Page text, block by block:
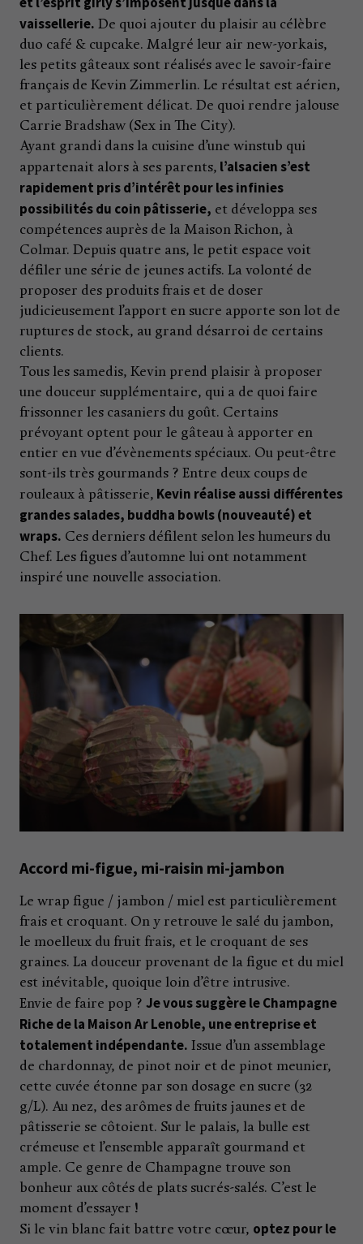
vaissellerie. De quoi ajouter du plaisir au célèbre
duo café & cupcake. Malgré leur air new-yorkais,
les petits gâteaux sont réalisés avec le savoir-faire
français de Kevin Zimmerlin. Le résultat est aérien,
et particulièrement délicat. De quoi rendre jalouse
Carrie Bradshaw (Sex in The City).
Ayant grandi dans la cuisine d’une winstub qui
appartenait alors à ses parents, l’alsacien s’est
rapidement pris d’intérêt pour les infinies
possibilités du coin pâtisserie, et développa ses
compétences auprès de la Maison Richon, à
Colmar. Depuis quatre ans, le petit espace voit
défiler une série de jeunes actifs. La volonté de
proposer des produits frais et de doser
judicieusement l’apport en sucre apporte son lot de
ruptures de stock, au grand désarroi de certains
clients.
Tous les samedis, Kevin prend plaisir à proposer
une douceur supplémentaire, qui a de quoi faire
frissonner les casaniers du goût. Certains
prévoyant optent pour le gâteau à apporter en
entier en vue d’évènements spéciaux. Ou peut-être
sont-ils très gourmands ? Entre deux coups de
rouleaux à pâtisserie, Kevin réalise aussi différentes
grandes salades, buddha bowls (nouveauté) et
wraps. Ces derniers défilent selon les humeurs du
Chef. Les figues d’automne lui ont notamment
inspiré une nouvelle association.
Accord mi-figue, mi-raisin mi-jambon
Le wrap figue / jambon / miel est particulièrement
frais et croquant. On y retrouve le salé du jambon,
le moelleux du fruit frais, et le croquant de ses
graines. La douceur provenant de la figue et du miel
est inévitable, quoique loin d’être intrusive.
Envie de faire pop ? Je vous suggère le Champagne
Riche de la Maison Ar Lenoble, une entreprise et
totalement indépendante. Issue d’un assemblage
de chardonnay, de pinot noir et de pinot meunier,
cette cuvée étonne par son dosage en sucre (32
g/L). Au nez, des arômes de fruits jaunes et de
pâtisserie se côtoient. Sur le palais, la bulle est
crémeuse et l’ensemble apparaît gourmand et
ample. Ce genre de Champagne trouve son
bonheur aux côtés de plats sucrés-salés. C’est le
moment d’essayer !
Si le vin blanc fait battre votre cœur, optez pour le